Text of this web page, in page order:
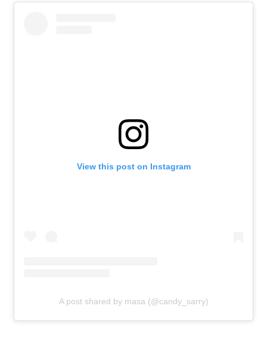
View this post on Instagram
A post shared by masa (@candy_sarry)